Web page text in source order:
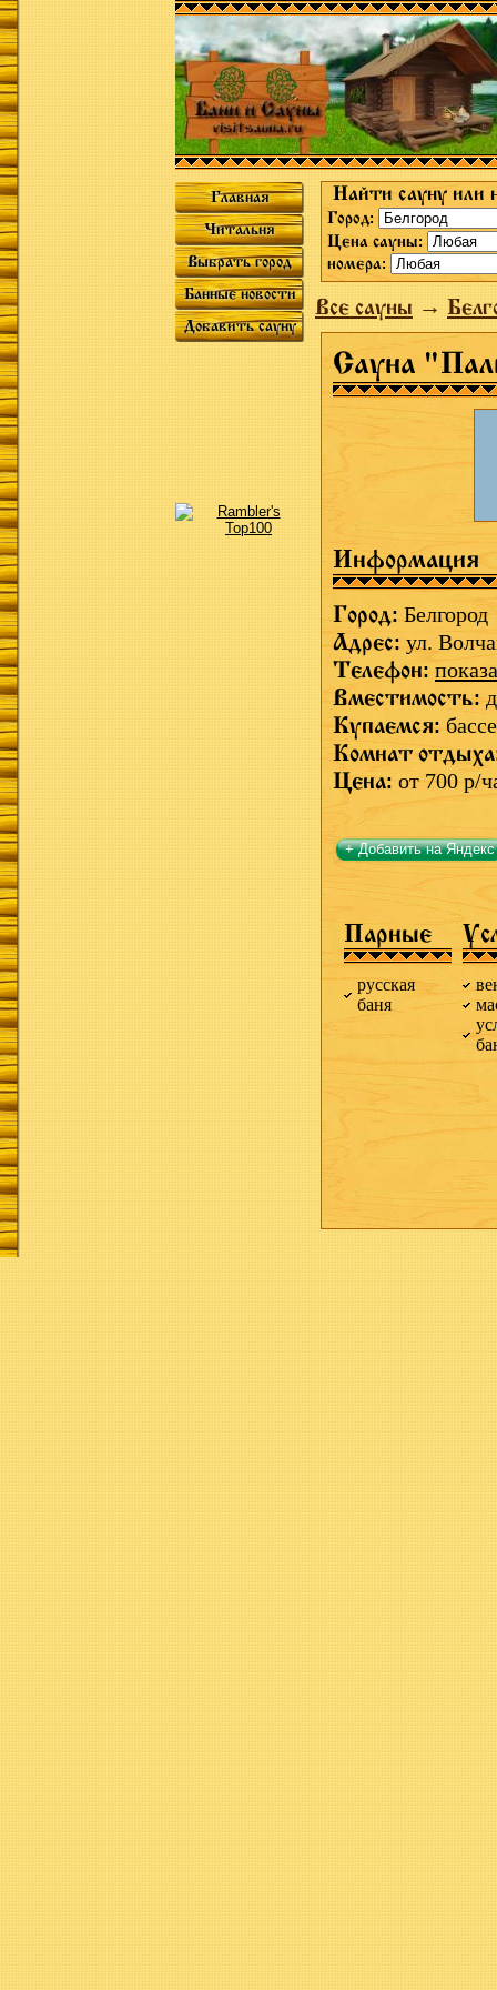
Главная
Читальня
Выбрать город
Банные новости
Добавить сауну
Найти сауну или
Город:
Цена сауны:
номера:
Все сауны→
Сауна
Информация
Город:Белгород
Адрес: ул.
Телефон:
Вместимость:
Купаемся:
Комнат
Цена: от 700 р/
+ Добавить на Яндекс
Парные
русская
баня